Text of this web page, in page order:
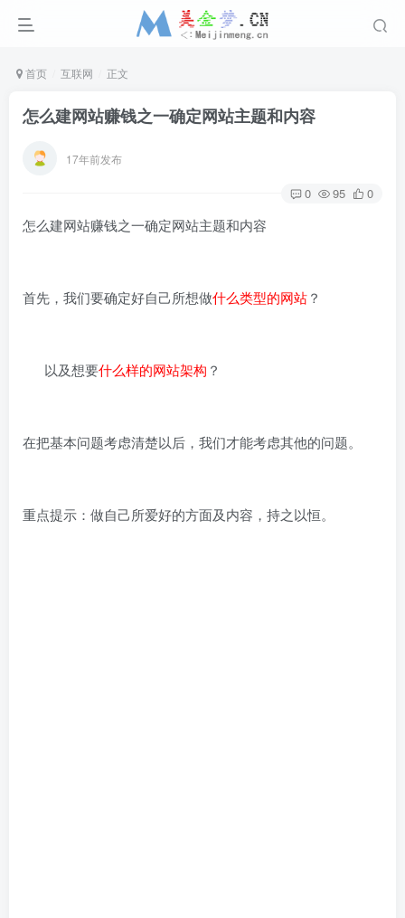
首页 互联网 正文
怎么建网站赚钱之一确定网站主题和内容
17年前发布
0 95 0
怎么建网站赚钱之一确定网站主题和内容
首先，我们要确定好自己所想做什么类型的网站？
以及想要什么样的网站架构 ？
在把基本问题考虑清楚以后，我们才能考虑其他的问题。
重点提示：做自己所爱好的方面及内容，持之以恒。